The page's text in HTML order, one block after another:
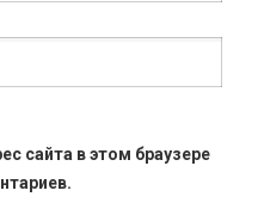
сайта в этом браузере